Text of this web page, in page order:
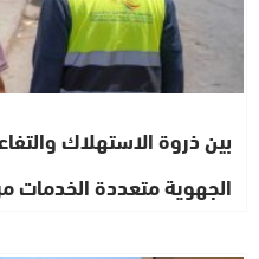
بين ذروة الاستهلاك
الجهوية متعددة الخدمات